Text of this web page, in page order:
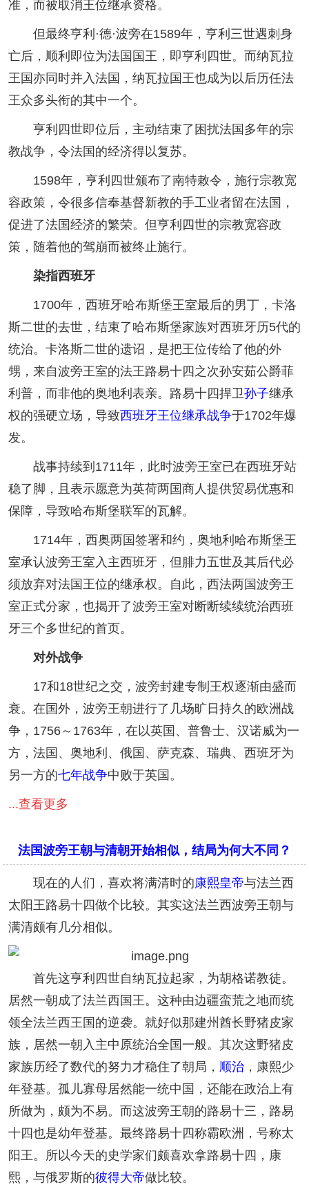
准，而被取消王位继承资格。
但最终亨利·德·波旁在1589年，亨利三世遇刺身
亡后，顺利即位为法国国王，即亨利四世。而纳瓦拉
王国亦同时并入法国，纳瓦拉国王也成为以后历任法
王众多头衔的其中一个。
亨利四世即位后，主动结束了困扰法国多年的宗
教战争，令法国的经济得以复苏。
1598年，亨利四世颁布了南特敕令，施行宗教宽
容政策，令很多信奉基督新教的手工业者留在法国，
促进了法国经济的繁荣。但亨利四世的宗教宽容政
策，随着他的驾崩而被终止施行。
染指西班牙
1700年，西班牙哈布斯堡王室最后的男丁，卡洛
斯二世的去世，结束了哈布斯堡家族对西班牙历5代的
统治。卡洛斯二世的遗诏，是把王位传给了他的外
甥，来自波旁王室的法王路易十四之次孙安茹公爵菲
利普，而非他的奥地利表亲。路易十四捍卫孙子继承
权的强硬立场，导致西班牙王位继承战争于1702年爆
发。
战事持续到1711年，此时波旁王室已在西班牙站
稳了脚，且表示愿意为英荷两国商人提供贸易优惠和
保障，导致哈布斯堡联军的瓦解。
1714年，西奥两国签署和约，奥地利哈布斯堡王
室承认波旁王室入主西班牙，但腓力五世及其后代必
须放弃对法国王位的继承权。自此，西法两国波旁王
室正式分家，也揭开了波旁王室对断断续续统治西班
牙三个多世纪的首页。
对外战争
17和18世纪之交，波旁封建专制王权逐渐由盛而
衰。在国外，波旁王朝进行了几场旷日持久的欧洲战
争，1756～1763年，在以英国、普鲁士、汉诺威为一
方，法国、奥地利、俄国、萨克森、瑞典、西班牙为
另一方的七年战争中败于英国。
...查看更多
法国波旁王朝与清朝开始相似，结局为何大不同？
现在的人们，喜欢将满清时的康熙皇帝与法兰西
太阳王路易十四做个比较。其实这法兰西波旁王朝与
满清颇有几分相似。
首先这亨利四世自纳瓦拉起家，为胡格诺教徒。
居然一朝成了法兰西国王。这种由边疆蛮荒之地而统
领全法兰西王国的逆袭。就好似那建州酋长野猪皮家
族，居然一朝入主中原统治全国一般。其次这野猪皮
家族历经了数代的努力才稳住了朝局， 顺治 ，康熙少
年登基。孤儿寡母居然能一统中国，还能在政治上有
所做为，颇为不易。而这波旁王朝的路易十三，路易
十四也是幼年登基。最终路易十四称霸欧洲，号称太
阳王。所以今天的史学家们颇喜欢拿路易十四，康
熙，与俄罗斯的彼得大帝做比较。